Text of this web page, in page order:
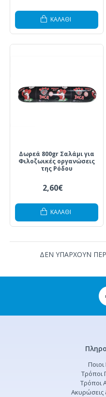
ΚΑΛΆΘΙ
Δωρεά 800gr Σαλάμι για
Φιλοζωικές οργανώσεις
της Ρόδου
2,60€
ΚΑΛΆΘΙ
ΔΕΝ ΥΠΑΡΧΟΥΝ
Ποιοι
Τρόποι
Τρόποι
Ακυρώσεις